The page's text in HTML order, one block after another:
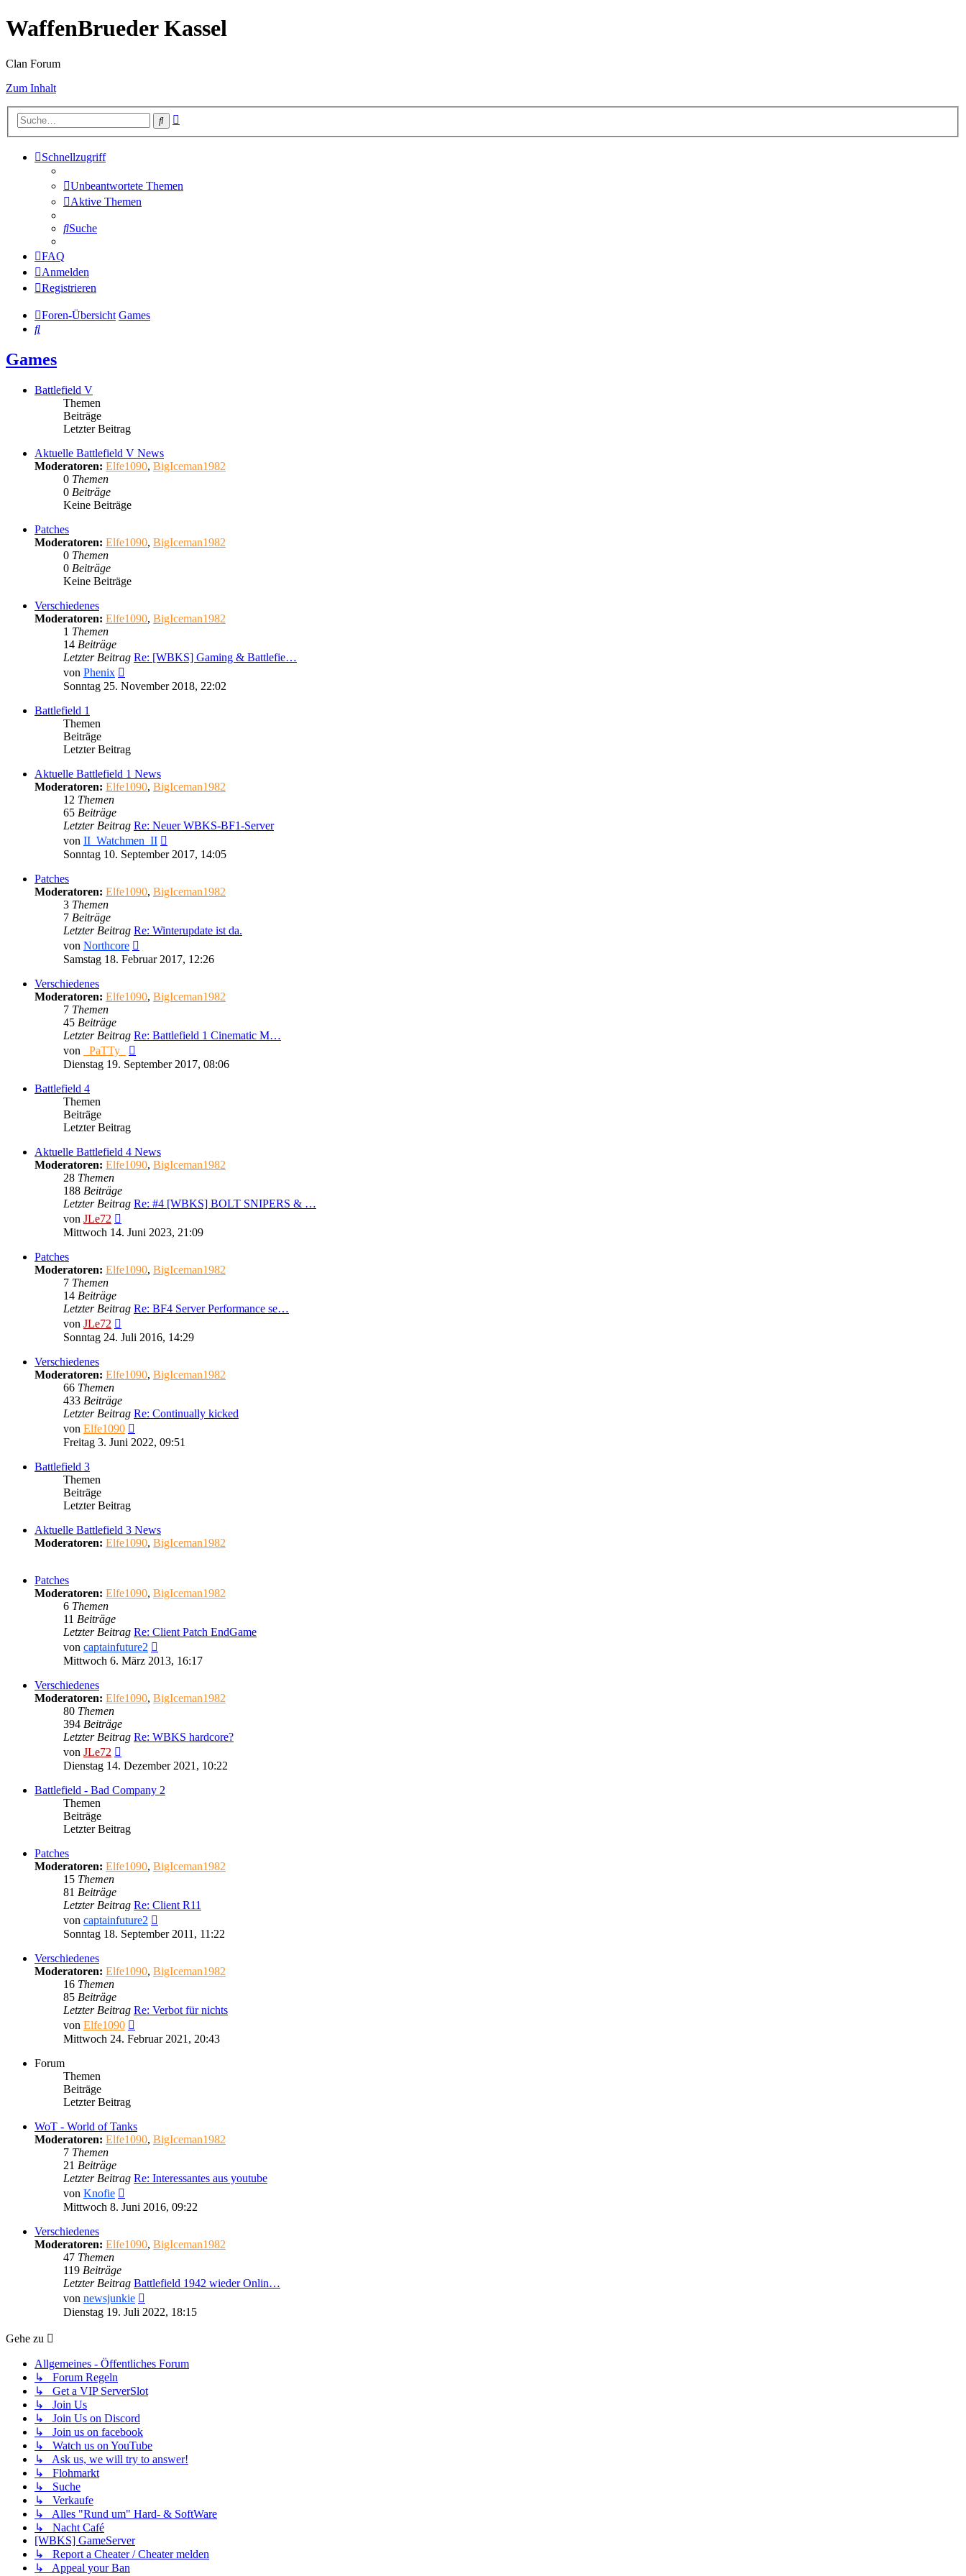
WaffenBrueder Kassel
Clan Forum
Zum Inhalt
Suche
Schnellzugriff
Unbeantwortete Themen
Aktive Themen
Suche
FAQ
Anmelden
Registrieren
Foren-Übersicht Games
Suche
Games
Battlefield V
Themen
Beiträge
Letzter Beitrag
Aktuelle Battlefield V News
Moderatoren: Elfe1090, BigIceman1982
0 Themen
0 Beiträge
Keine Beiträge
Patches
Moderatoren: Elfe1090, BigIceman1982
0 Themen
0 Beiträge
Keine Beiträge
Verschiedenes
Moderatoren: Elfe1090, BigIceman1982
1 Themen
14 Beiträge
Letzter Beitrag Re: [WBKS] Gaming & Battlefie…
von Phenix
Beitrag
Sonntag 25. November 2018, 22:02
Battlefield 1
Themen
Beiträge
Letzter Beitrag
Aktuelle Battlefield 1 News
Moderatoren: Elfe1090, BigIceman1982
12 Themen
65 Beiträge
Letzter Beitrag Re: Neuer WBKS-BF1-Server
von II_Watchmen_II
Beitrag
Sonntag 10. September 2017, 14:05
Patches
Moderatoren: Elfe1090, BigIceman1982
3 Themen
7 Beiträge
Letzter Beitrag Re: Winterupdate ist da.
von Northcore
Beitrag
Samstag 18. Februar 2017, 12:26
Verschiedenes
Moderatoren: Elfe1090, BigIceman1982
7 Themen
45 Beiträge
Letzter Beitrag Re: Battlefield 1 Cinematic M…
von
_PaTTy_
Beitrag
Dienstag 19. September 2017, 08:06
Battlefield 4
Themen
Beiträge
Letzter Beitrag
Aktuelle Battlefield 4 News
Moderatoren: Elfe1090, BigIceman1982
28 Themen
188 Beiträge
Letzter Beitrag Re: #4 [WBKS] BOLT SNIPERS & …
von JLe72
Beitrag
Mittwoch 14. Juni 2023, 21:09
Patches
Moderatoren: Elfe1090, BigIceman1982
7 Themen
14 Beiträge
Letzter Beitrag Re: BF4 Server Performance se…
von JLe72
Beitrag
Sonntag 24. Juli 2016, 14:29
Verschiedenes
Moderatoren: Elfe1090, BigIceman1982
66 Themen
433 Beiträge
Letzter Beitrag Re: Continually kicked
von Elfe1090
Beitrag
Freitag 3. Juni 2022, 09:51
Battlefield 3
Themen
Beiträge
Letzter Beitrag
Aktuelle Battlefield 3 News
Moderatoren: Elfe1090, BigIceman1982
Patches
Moderatoren: Elfe1090, BigIceman1982
6 Themen
11 Beiträge
Letzter Beitrag Re: Client Patch EndGame
von captainfuture2
Beitrag
Mittwoch 6. März 2013, 16:17
Verschiedenes
Moderatoren: Elfe1090, BigIceman1982
80 Themen
394 Beiträge
Letzter Beitrag Re: WBKS hardcore?
von JLe72
Beitrag
Dienstag 14. Dezember 2021, 10:22
Battlefield - Bad Company 2
Themen
Beiträge
Letzter Beitrag
Patches
Moderatoren: Elfe1090, BigIceman1982
15 Themen
81 Beiträge
Letzter Beitrag Re: Client R11
von captainfuture2
Beitrag
Sonntag 18. September 2011, 11:22
Verschiedenes
Moderatoren: Elfe1090, BigIceman1982
16 Themen
85 Beiträge
Letzter Beitrag Re: Verbot für nichts
von Elfe1090
Beitrag
Mittwoch 24. Februar 2021, 20:43
Forum
Themen
Beiträge
Letzter Beitrag
WoT - World of Tanks
Moderatoren: Elfe1090, BigIceman1982
7 Themen
21 Beiträge
Letzter Beitrag Re: Interessantes aus youtube
von Knofie
Beitrag
Mittwoch 8. Juni 2016, 09:22
Verschiedenes
Moderatoren: Elfe1090, BigIceman1982
47 Themen
119 Beiträge
Letzter Beitrag Battlefield 1942 wieder Onlin…
von newsjunkie
Beitrag
Dienstag 19. Juli 2022, 18:15
Gehe zu
Allgemeines - Öffentliches Forum
↳ Forum Regeln
↳ Get a VIP ServerSlot
↳ Join Us
↳ Join Us on Discord
↳ Join us on facebook
↳ Watch us on YouTube
↳ Ask us, we will try to answer!
↳ Flohmarkt
↳ Suche
↳ Verkaufe
↳ Alles "Rund um" Hard- & SoftWare
↳ Nacht Café
[WBKS] GameServer
↳ Report a Cheater / Cheater melden
↳ Appeal your Ban